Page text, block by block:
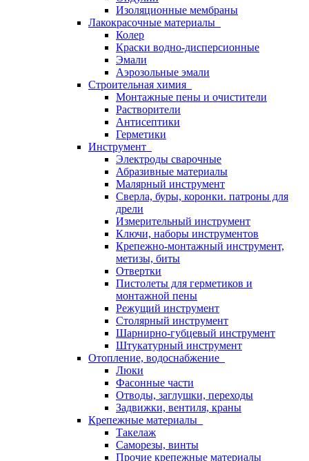
Изоляционные мембраны
Лакокрасочные материалы
Колер
Краски водно-дисперсионные
Эмали
Аэрозольные эмали
Строительная химия
Монтажные пены и очистители
Растворители
Антисептики
Герметики
Инструмент
Электроды сварочные
Абразивные материалы
Малярный инструмент
Сверла, буры, коронки. патроны для
дрели
Измерительный инструмент
Ключи, наборы инструментов
Крепежно-монтажный инструмент,
метизы, биты
Отвертки
Пистолеты для герметиков и
монтажной пены
Режущий инструмент
Столярный инструмент
Шарнирно-губцевый инструмент
Штукатурный инструмент
Отопление, водоснабжение
Люки
Фасонные части
Отводы, заглушки, переходы
Задвижки, вентиля, краны
Крепежные материалы
Такелаж
Саморезы, винты
Прочие крепежные материалы